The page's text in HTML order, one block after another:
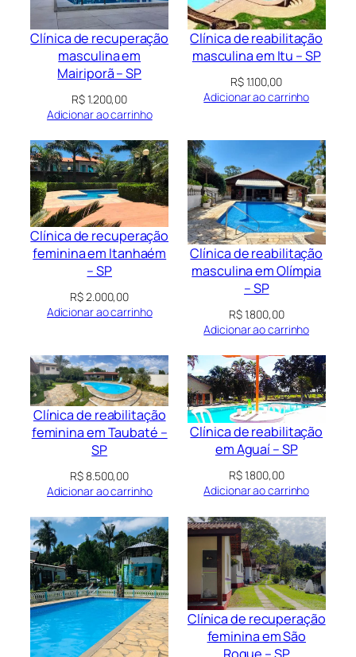
Clínica de recuperação
masculina em
Mairiporã – SP
R$1.200,00
Adicionar ao carrinho
Clínica de reabilitação
masculina em Itu – SP
R$1.100,00
Adicionar ao carrinho
Clínica de recuperação
feminina em Itanhaém
– SP
R$2.000,00
Adicionar ao carrinho
Clínica de reabilitação
masculina em Olímpia
– SP
R$1.800,00
Adicionar ao carrinho
Clínica de reabilitação
feminina em Taubaté –
SP
R$8.500,00
Adicionar ao carrinho
Clínica de reabilitação
em Aguaí – SP
R$1.800,00
Adicionar ao carrinho
Clínica de recuperação
feminina em São
Roque – SP